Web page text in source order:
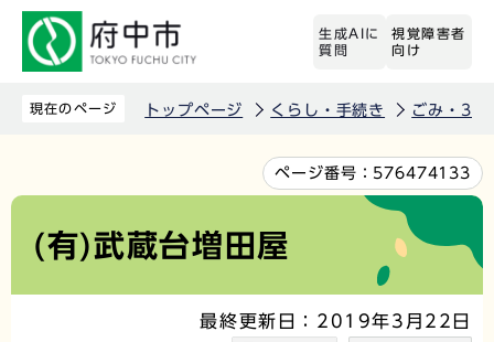
先
す
生成AIに
質問
視覚障害者
向け
現在のページ トップページ くらし・手続き ごみ・3R
文
か
ページ番号： 576474133
(有)武蔵台増田屋
最終更新日：2019年3月22日